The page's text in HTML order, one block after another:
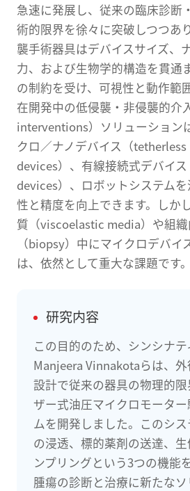
急速に発展し、従来の臨床診断
術的限界を徐々に突破しつつあ
襲手術器具はデバイスサイズ、
力、および生物学的構造を貫通
の制約を受け、可視性と動作範
在開発中の低侵襲・非侵襲的介
interventions）ソリューション
クロ／ナノデバイス（
devices）、有線接続式デバイ
devices）、ロボットシステム
性と精度を向上できます。しか
質（viscoelastic media）や組
（biopsy）中にマイクロデバイ
は、依然として重大な課題です。
研究内容
この目的のため、シンシナテ
Manjeera Vinnakotaらは、
設計で従来の器具の物理的
ザー式油圧マイクロモータ
ムを開発しました。このシ
の浸透、標的薬剤の送達、
ンプリングという3つの機能
腫瘍の診断と治療に新たな